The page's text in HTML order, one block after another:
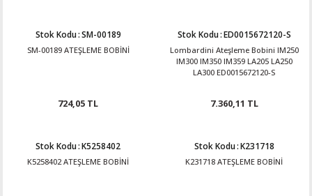
Stok Kodu:SM-00189
SM-00189 ATEŞLEME BOBİNİ
724,05 TL
Stok Kodu:ED0015672120-S
Lombardini Ateşleme Bobini IM250
IM300 IM350 IM359 LA205 LA250
LA300 ED0015672120-S
7.360,11 TL
Stok Kodu:K5258402
K5258402 ATEŞLEME BOBİNİ
Stok Kodu:K231718
K231718 ATEŞLEME BOBİNİ